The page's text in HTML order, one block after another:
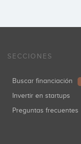
SECCIONES
Buscar financiación
Invertir en startups
Preguntas frecuentes